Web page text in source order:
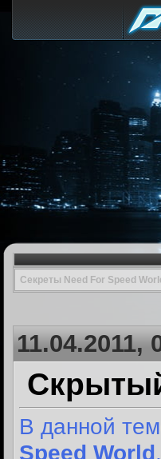
Секреты Need For Speed
11.04.2011,
В данной
Speed World